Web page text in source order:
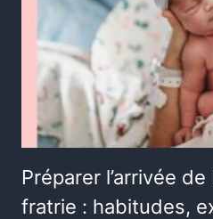
Préparer l’arrivée
fratrie : habitudes,